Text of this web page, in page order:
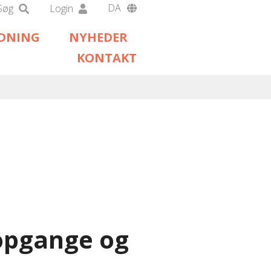
Login
DA
DE
NYHEDER
KONTAKT
og